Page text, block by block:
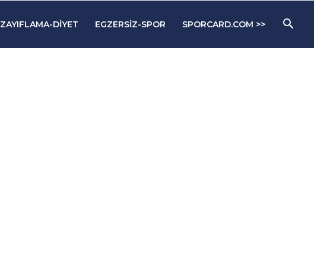
ZAYIFLAMA-DIYET EGZERSIZ-SPOR SPORCARD.COM >>